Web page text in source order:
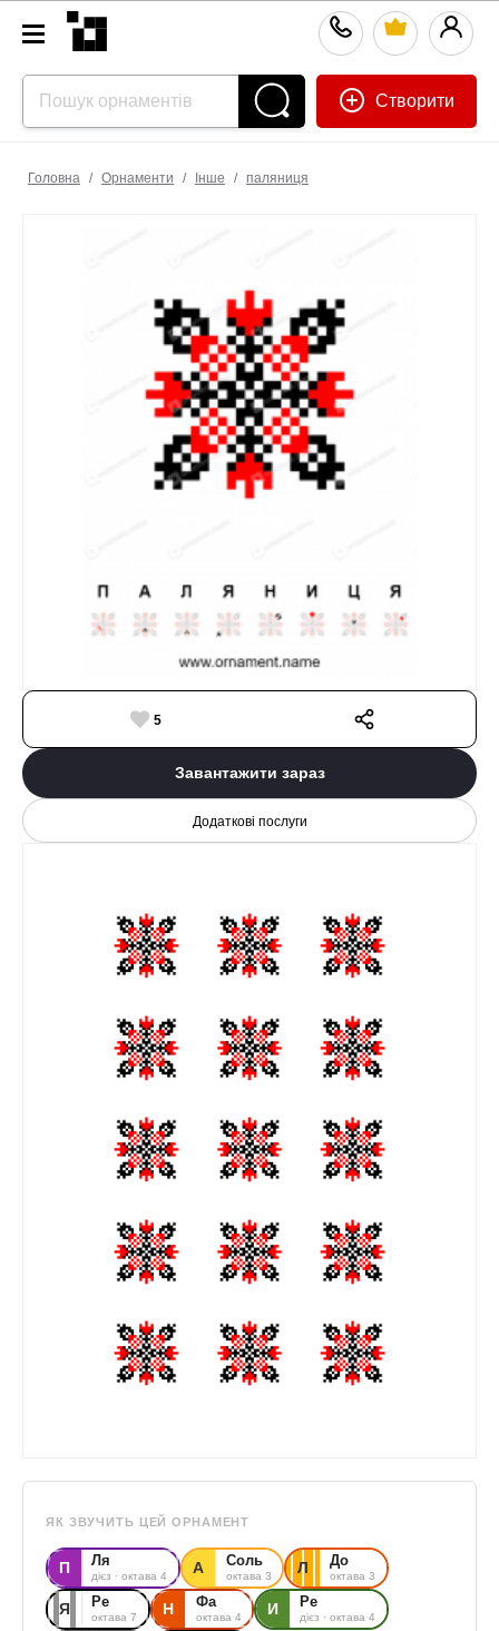
Створити
Головна / Орнаменти / Інше / паляниця
5
Завантажити зараз
Додаткові послуги
ЯК ЗВУЧИТЬ ЦЕЙ ОРНАМЕНТ
П Ля
дієз · октава 4 А Соль
октава 3 Л До
октава 3
Я Ре
октава 7 Н Фа
октава 4 И Ре
дієз · октава 4